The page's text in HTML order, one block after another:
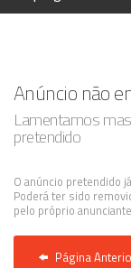
Registo / Login
Anunciar Agora
Anúncio não
Lamentamos
pretendido
O anúncio pretendido
Poderá ter sido
pelo próprio
Página